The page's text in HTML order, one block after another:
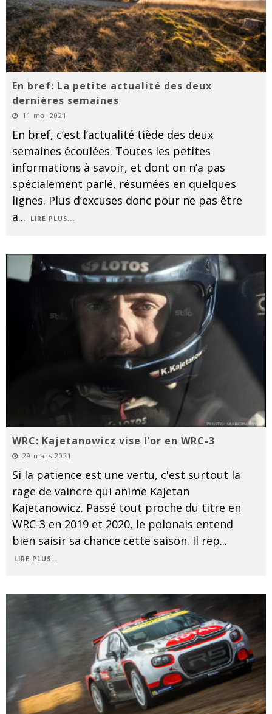
En bref: La petite actualité des deux
dernières semaines
11 mai 2021
En bref, c’est l’actualité tiède des deux
semaines écoulées. Toutes les petites
informations à savoir, et dont on n’a pas
spécialement parlé, résumées en quelques
lignes. Plus d’excuses donc pour ne pas être
a... LIRE PLUS...
WRC: Kajetanowicz vise l’or en WRC-3
29 mars 2021
Si la patience est une vertu, c'est surtout la
rage de vaincre qui anime Kajetan
Kajetanowicz. Passé tout proche du titre en
WRC-3 en 2019 et 2020, le polonais entend
bien saisir sa chance cette saison. Il rep...
LIRE PLUS...